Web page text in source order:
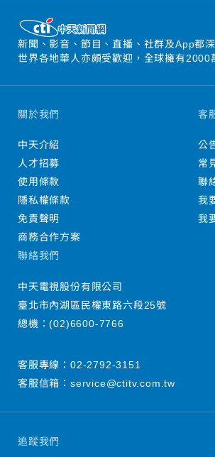
新聞、影音、節目、直播、社群及App都
世界各地華人亦頗受歡迎，全球擁有2000
追蹤我們
關於我們
中天介紹
人才招募
使用條款
隱私權條款
免責聲明
商務合作方案
客
公
常
聯
我
我
聯絡我們
中天電視股份有限公司
臺北市內湖區民權東路六段25號
總機：(02)6600-7766
客服專線： 02-2792-3151
客服信箱： service@ctitv.com.tw